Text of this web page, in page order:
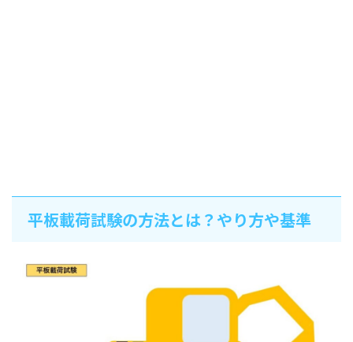
平板載荷試験の方法とは？やり方や基準